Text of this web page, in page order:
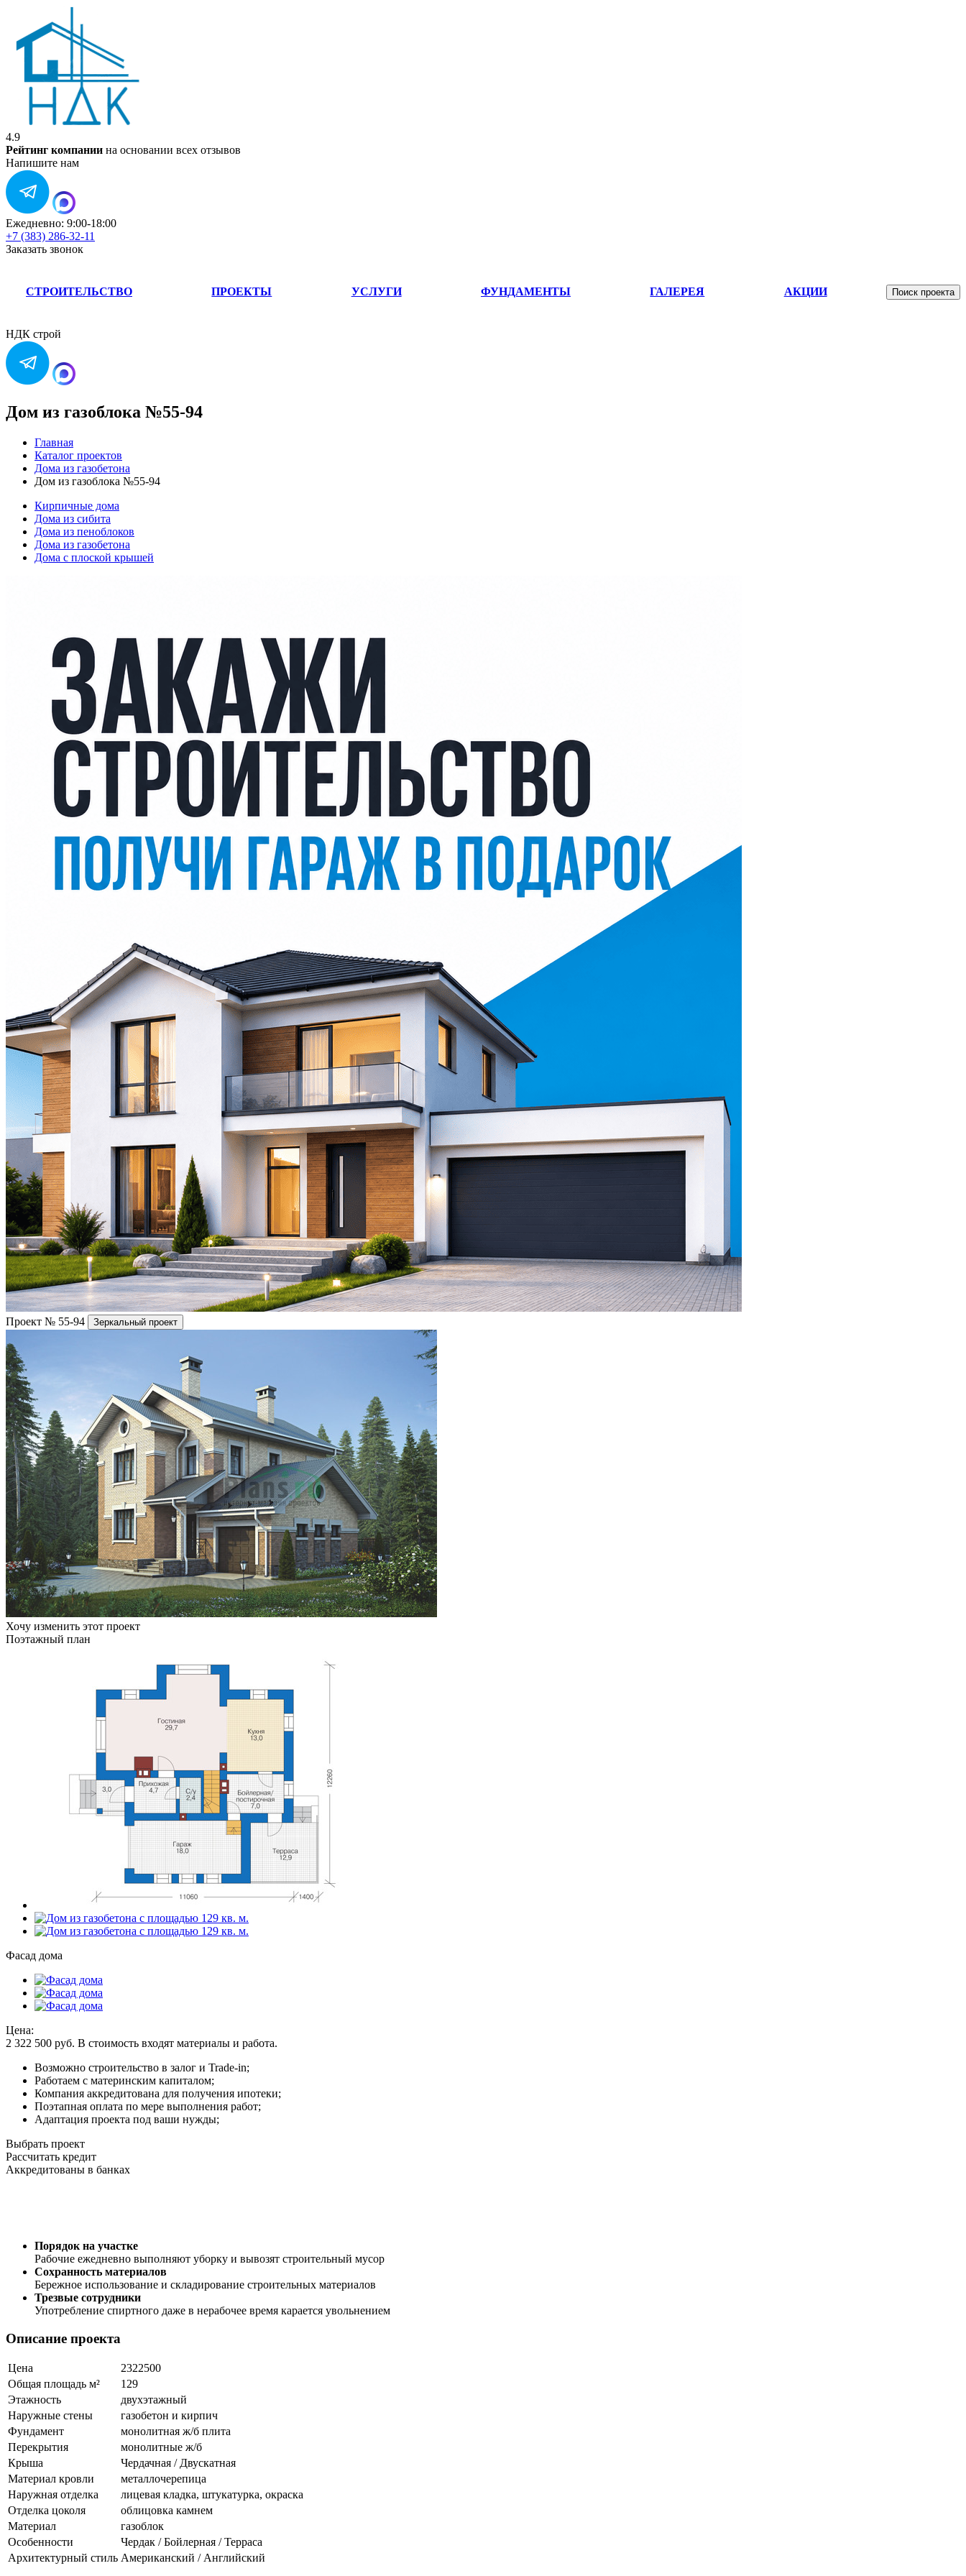
4.9
Рейтинг компании на основании всех отзывов
Напишите нам
Ежедневно: 9:00-18:00
+7 (383) 286-32-11
Заказать звонок
СТРОИТЕЛЬСТВО ПРОЕКТЫ УСЛУГИ ФУНДАМЕНТЫ ГАЛЕРЕЯ АКЦИИ Поиск проекта
НДК строй
Дом из газоблока №55-94
Главная
Каталог проектов
Дома из газобетона
Дом из газоблока №55-94
Кирпичные дома
Дома из сибита
Дома из пеноблоков
Дома из газобетона
Дома с плоской крышей
Проект № 55-94 Зеркальный проект
Хочу изменить этот проект
Поэтажный план
Фасад дома
Цена:
2 322 500 руб. В стоимость входят материалы и работа.
Возможно строительство в залог и Trade-in;
Работаем с материнским капиталом;
Компания аккредитована для получения ипотеки;
Поэтапная оплата по мере выполнения работ;
Адаптация проекта под ваши нужды;
Выбрать проект
Рассчитать кредит
Аккредитованы в банках
Порядок на участке
Рабочие ежедневно выполняют уборку и вывозят строительный мусор
Сохранность материалов
Бережное использование и складирование строительных материалов
Трезвые сотрудники
Употребление спиртного даже в нерабочее время карается увольнением
Описание проекта
Цена
2322500
Общая площадь м²
129
Этажность
двухэтажный
Наружные стены
газобетон и кирпич
Фундамент
монолитная ж/б плита
Перекрытия
монолитные ж/б
Крыша
Чердачная / Двускатная
Материал кровли
металлочерепица
Наружная отделка
лицевая кладка, штукатурка, окраска
Отделка цоколя
облицовка камнем
Материал
газоблок
Особенности
Чердак / Бойлерная / Терраса
Архитектурный стиль Американский / Английский